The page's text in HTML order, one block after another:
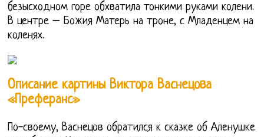
безысходном горе обхватила тонкими руками колени.
В центре – Божия Матерь на троне, с Младенцем на
коленях.
Описание картины Виктора Васнецова
«Преферанс»
По-своему, Васнецов обратился к сказке об Аленушке